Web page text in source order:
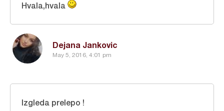
Dejana Jankovic
May 5, 2016, 4:01 pm
Hvala,hvala
Izgleda prelepo !